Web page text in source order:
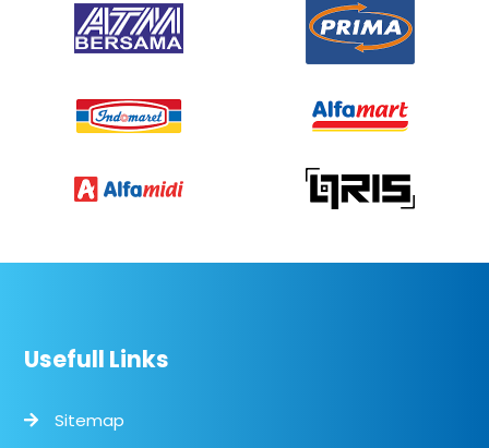
Usefull Links
Sitemap